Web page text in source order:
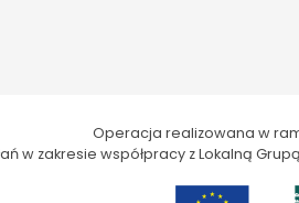
Operacja realizowana w
w zakresie współpracy z Lokalną